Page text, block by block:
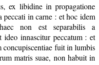
ex libidine in propagatione
peccati in carne : et hoc idem
non est separabilis a
ideo innascitur peccatum : et
fuit in lumbis
matris suae, non habuit in